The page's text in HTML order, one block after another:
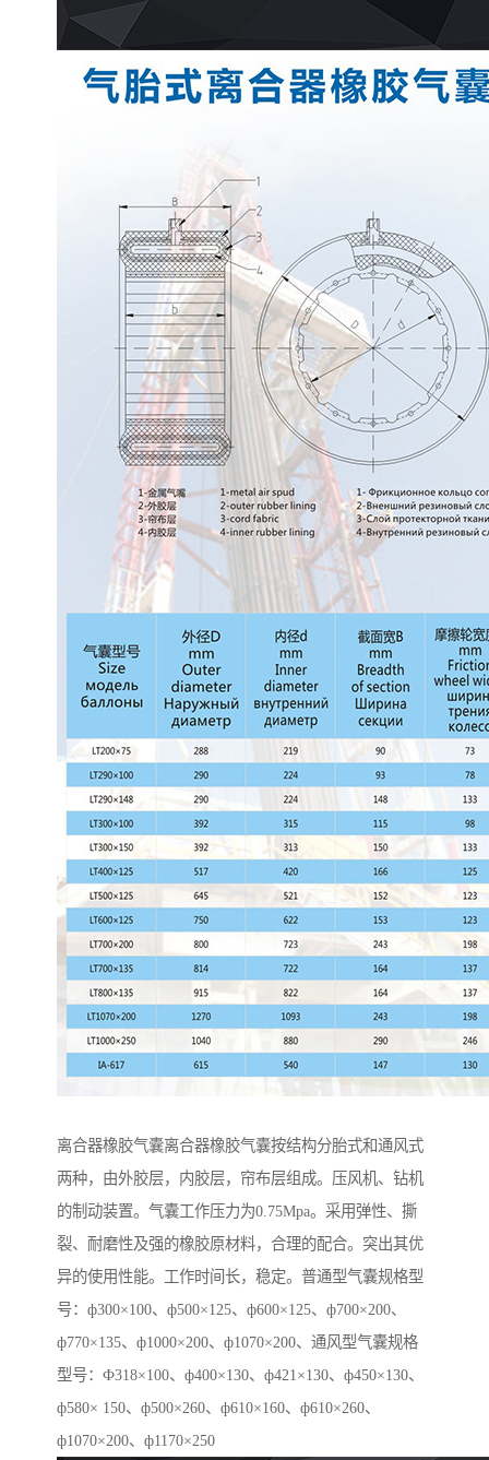
离合器橡胶气囊离合器橡胶气囊按结构分胎式和通风式
两种，由外胶层，内胶层，帘布层组成。压风机、钻机
的制动装置。气囊工作压力为0.75Mpa。采用弹性、撕
裂、耐磨性及强的橡胶原材料，合理的配合。突出其优
异的使用性能。工作时间长，稳定。普通型气囊规格型
号：ф300×100、ф500×125、ф600×125、ф700×200、
ф770×135、ф1000×200、ф1070×200、通风型气囊规格
型号：Ф318×100、ф400×130、ф421×130、ф450×130、
ф580× 150、ф500×260、ф610×160、ф610×260、
ф1070×200、ф1170×250